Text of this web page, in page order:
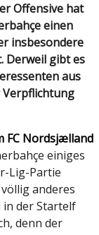
einen
insbesondere
Derweil gibt es
aus
Verpflichtung
FC Nordsjælland
einiges
Lig-Partie
anderes
in der Startelf
denn der